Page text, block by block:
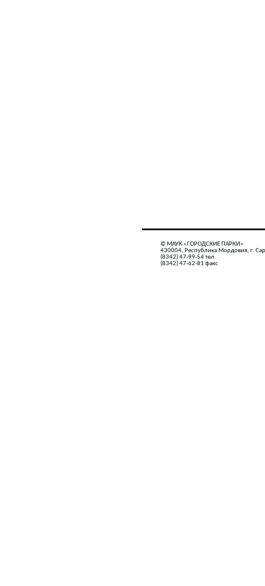
© МАУК «ГОРОДСКИЕ ПАРКИ»
430004, Республика Мордовия, г.
(8342) 47-99-54 тел.
(8342) 47-62-81 факс